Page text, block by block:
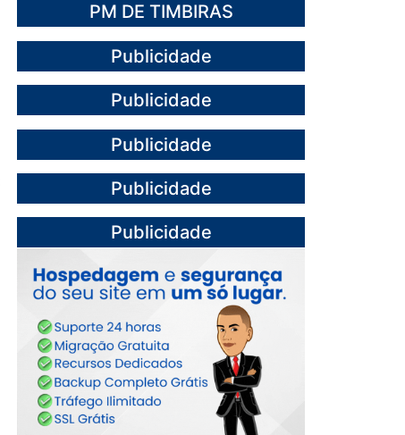
PM DE TIMBIRAS
Publicidade
Publicidade
Publicidade
Publicidade
Publicidade